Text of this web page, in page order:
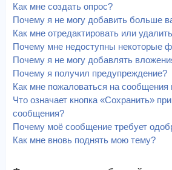
Как мне создать опрос?
Почему я не могу добавить больше
Как мне отредактировать или
Почему мне недоступны некоторые
Почему я не могу добавлять
Почему я получил предупреждение?
Как мне пожаловаться на сообщения
Что означает кнопка «Сохранить»
сообщения?
Почему моё сообщение требует
Как мне вновь поднять мою тему?